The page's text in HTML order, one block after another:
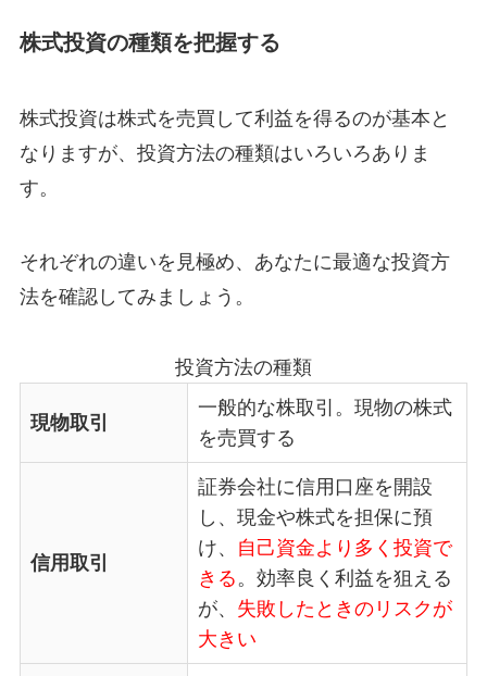
株式投資の種類を把握する
株式投資は株式を売買して利益を得るのが基本と
なりますが、投資方法の種類はいろいろありま
す。
それぞれの違いを見極め、あなたに最適な投資方
法を確認してみましょう。
投資方法の種類
現物取引
一般的な株取引。現物の株式
を売買する
信用取引
証券会社に信用口座を開設
し、現金や株式を担保に預
け、
自己資金より多く投資で
きる。効率良く利益を狙える
が、 失敗したときのリスクが
大きい